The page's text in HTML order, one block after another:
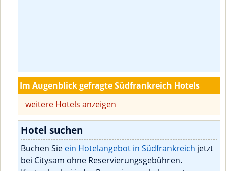
Im Augenblick gefragte Südfrankreich Hotels
weitere Hotels anzeigen
Hotel suchen
Buchen Sie ein Hotelangebot in Südfrankreich jetzt
bei Citysam ohne Reservierungsgebühren.